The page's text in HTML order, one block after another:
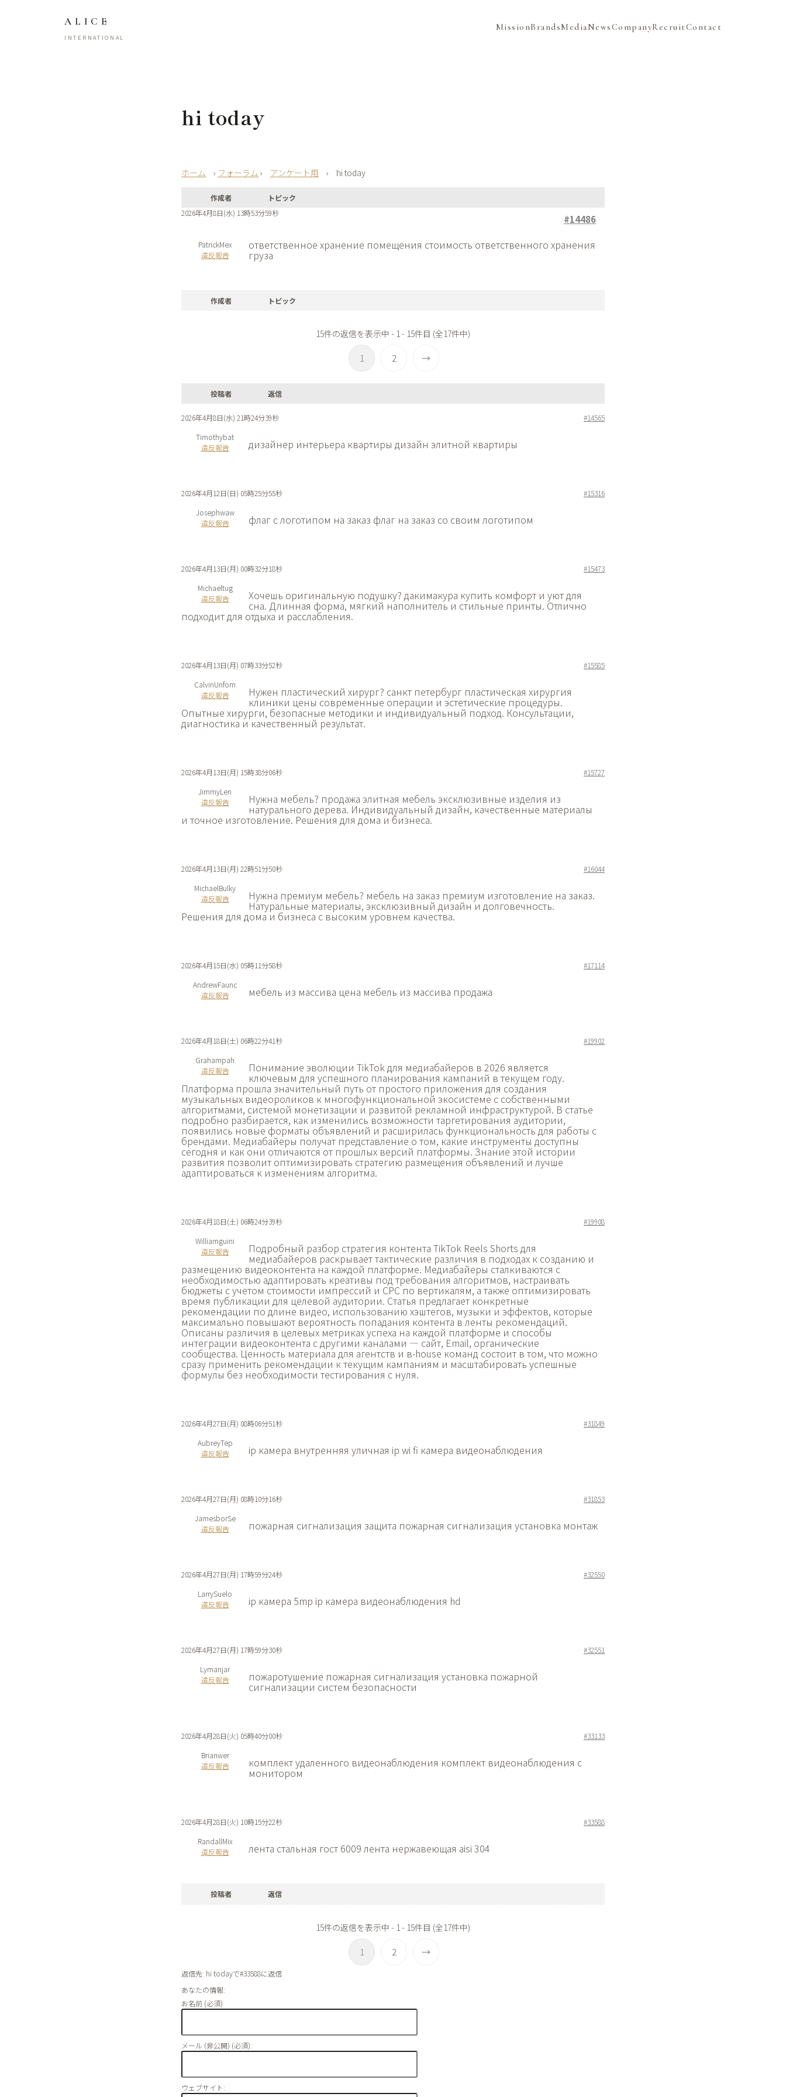
ALICE
INTERNATIONAL
MissionBrandsMediaNewsCompanyRecruitContact
hi today
› フォーラム › アンケート用 › hi today
作成者
トピック
2026年4月8日(水) 13時53分59秒
#14486
PatrickMex
違反報告
ответственное хранение помещения стоимость ответственного хранения
груза
作成者 トピック
15件の返信を表示中 - 1 - 15件目 (全17件中)
1 2 →
投稿者 返信
2026年4月8日(水) 21時24分39秒
#14565
Timothybat
違反報告
дизайнер интерьера квартиры дизайн элитной квартиры
2026年4月12日(日) 05時25分55秒
#15316
Josephwaw
違反報告
флаг с логотипом на заказ флаг на заказ со своим логотипом
2026年4月13日(月) 00時32分18秒
#15473
Michaeltug
違反報告
Хочешь оригинальную подушку? дакимакура купить комфорт и уют для
сна. Длинная форма, мягкий наполнитель и стильные принты. Отлично
подходит для отдыха и расслабления.
2026年4月13日(月) 07時33分52秒
#15585
CalvinUnfom
違反報告
Нужен пластический хирург? санкт петербург пластическая хирургия
клиники цены современные операции и эстетические процедуры.
Опытные хирурги, безопасные методики и индивидуальный подход. Консультации,
диагностика и качественный результат.
2026年4月13日(月) 15時38分06秒
#15727
JimmyLen
違反報告
Нужна мебель? продажа элитная мебель эксклюзивные изделия из
натурального дерева. Индивидуальный дизайн, качественные материалы
и точное изготовление. Решения для дома и бизнеса.
2026年4月13日(月) 22時51分50秒
#16044
MichaelBulky
違反報告
Нужна премиум мебель? мебель на заказ премиум изготовление на заказ.
Натуральные материалы, эксклюзивный дизайн и долговечность.
Решения для дома и бизнеса с высоким уровнем качества.
2026年4月15日(水) 05時11分58秒
#17114
AndrewFaunc
違反報告
мебель из массива цена мебель из массива продажа
2026年4月18日(土) 06時22分41秒
#19902
Grahampah
違反報告
Понимание эволюции TikTok для медиабайеров в 2026 является
ключевым для успешного планирования кампаний в текущем году.
Платформа прошла значительный путь от простого приложения для создания
музыкальных видеороликов к многофункциональной экосистеме с собственными
алгоритмами, системой монетизации и развитой рекламной инфраструктурой. В статье
подробно разбирается, как изменились возможности таргетирования аудитории,
появились новые форматы объявлений и расширилась функциональность для работы с
брендами. Медиабайеры получат представление о том, какие инструменты доступны
сегодня и как они отличаются от прошлых версий платформы. Знание этой истории
развития позволит оптимизировать стратегию размещения объявлений и лучше
адаптироваться к изменениям алгоритма.
2026年4月18日(土) 06時24分39秒
#19908
Williamguini
違反報告
Подробный разбор стратегия контента TikTok Reels Shorts для
медиабайеров раскрывает тактические различия в подходах к созданию и
размещению видеоконтента на каждой платформе. Медиабайеры сталкиваются с
необходимостью адаптировать креативы под требования алгоритмов, настраивать
бюджеты с учетом стоимости импрессий и CPC по вертикалям, а также оптимизировать
время публикации для целевой аудитории. Статья предлагает конкретные
рекомендации по длине видео, использованию хэштегов, музыки и эффектов, которые
максимально повышают вероятность попадания контента в ленты рекомендаций.
Описаны различия в целевых метриках успеха на каждой платформе и способы
интеграции видеоконтента с другими каналами — сайт, Email, органические
сообщества. Ценность материала для агентств и в-house команд состоит в том, что можно
сразу применить рекомендации к текущим кампаниям и масштабировать успешные
формулы без необходимости тестирования с нуля.
2026年4月27日(月) 08時06分51秒
#31849
AubreyTep
違反報告
ip камера внутренняя уличная ip wi fi камера видеонаблюдения
2026年4月27日(月) 08時10分16秒
#31853
JamesborSe
違反報告
пожарная сигнализация защита пожарная сигнализация установка монтаж
2026年4月27日(月) 17時59分24秒
#32550
LarrySuelo
違反報告
ip камера 5mp ip камера видеонаблюдения hd
2026年4月27日(月) 17時59分30秒
#32551
Lymanjar
違反報告
пожаротушение пожарная сигнализация установка пожарной
сигнализации систем безопасности
2026年4月28日(火) 05時40分00秒
#33133
Brianwer
違反報告
комплект удаленного видеонаблюдения комплект видеонаблюдения с
монитором
2026年4月28日(火) 10時15分22秒
#33588
RandallMix
違反報告
лента стальная гост 6009лента нержавеющая aisi 304
投稿者 返信
15件の返信を表示中 - 1 - 15件目 (全17件中)
1 2 →
返信先: hi todayで#33588に返信
あなたの情報:
お名前 (必須)
メール (非公開) (必須):
ウェブサイト: